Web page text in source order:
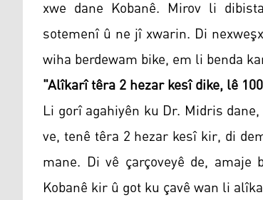
xwe dane Kobanê. Mirov li
sotemenî û ne jî xwarin. Di
wiha berdewam bike, em li benda
"Alîkarî têra 2 hezar kesî dike, lê
Li gorî agahiyên ku Dr. Midris
ve, tenê têra 2 hezar kesî kir, di
mane. Di vê çarçoveyê de,
Kobanê kir û got ku çavê wan li